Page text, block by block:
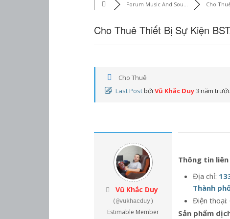
Forum Music And Sou... Cho
Cho Thuê Thiết Bị Sự Kiện
Cho Thuê
Last Postbởi Vũ Khắc Duy3 năm trước
Vũ Khắc Duy
(@vukhacduy)
Estimable Member
Thông tin liên
Địa chỉ:
Thành
Điện
Sản phẩm